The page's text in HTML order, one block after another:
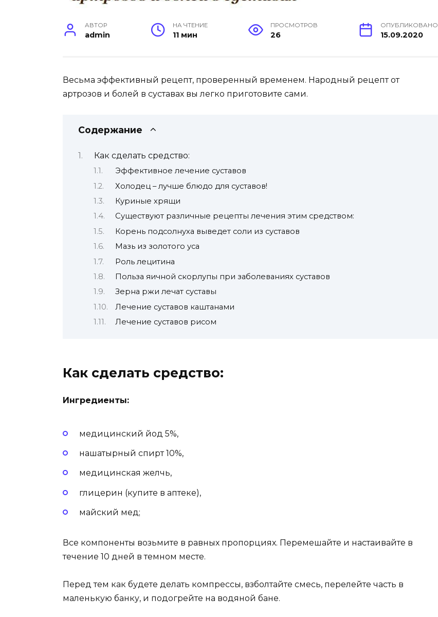
АВТОР
admin
НА ЧТЕНИЕ
11 мин
ПРОСМОТРОВ
26
ОПУБЛИКОВАНО
15.09.2020
Весьма эффективный рецепт, проверенный временем. Народный рецепт от
артрозов и болей в суставах вы легко приготовите сами.
Содержание
Как сделать средство:
Эффективное лечение суставов
Холодец – лучше блюдо для суставов!
Куриные хрящи
Существуют различные рецепты лечения этим средством:
Корень подсолнуха выведет соли из суставов
Мазь из золотого уса
Роль лецитина
Польза яичной скорлупы при заболеваниях суставов
Зерна ржи лечат суставы
Лечение суставов каштанами
Лечение суставов рисом
Как сделать средство:
Ингредиенты:
медицинский йод 5%,
нашатырный спирт 10%,
медицинская желчь,
глицерин (купите в аптеке),
майский мед;
Все компоненты возьмите в равных пропорциях. Перемешайте и настаивайте в
течение 10 дней в темном месте.
Перед тем как будете делать компрессы, взболтайте смесь, перелейте часть в
маленькую банку, и подогрейте на водяной бане.